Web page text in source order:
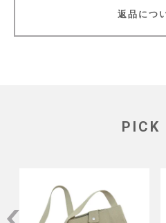
返品につ
PICK